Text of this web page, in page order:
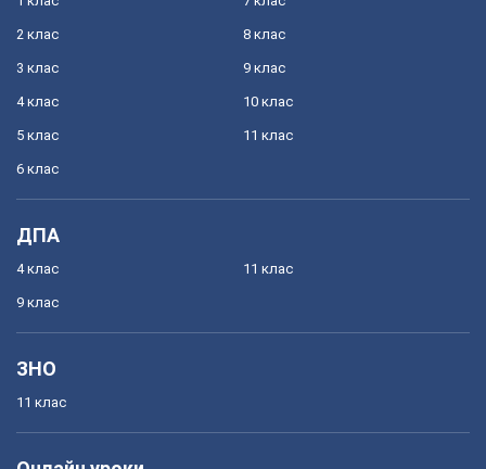
2 клас
3 клас
4 клас
5 клас
6 клас
8 клас
9 клас
10 клас
11 клас
ДПА
4 клас
9 клас
11 клас
ЗНО
11 клас